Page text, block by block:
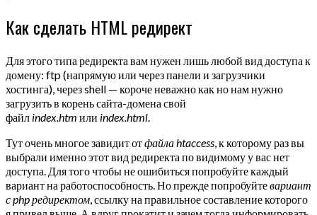
Как сделать HTML редирект
Для этого типа редиректа вам нужен лишь любой вид доступа к
домену: ftp (напрямую или через панели и загрузчики
хостинга), через shell — короче неважно как но нам нужно
загрузить в корень сайта-домена свой
файл index.htm или index.html
Тут очень многое завидит отфайла htaccess , к которому раз вы
выбрали именно этот вид редиректа по видимому у вас нет
доступа. Для того чтобы не ошибиться попробуйте каждый
вариант на работоспособность. Но прежде попробуйтевариант
с php редиректом , ссылку на правильное составление которого